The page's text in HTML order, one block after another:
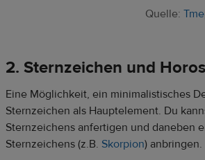
Quelle:
2. Sternzeichen und
Eine Möglichkeit, ein minimalistisches
Sternzeichen als Hauptelement. Du
Sternzeichens anfertigen und daneben
Sternzeichens (z.B. Skorpion) anbringen.